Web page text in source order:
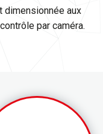
dimensionnée aux
par caméra.